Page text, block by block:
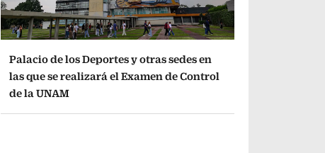
Palacio de los Deportes y otras sedes en
las que se realizará el Examen de Control
de la UNAM